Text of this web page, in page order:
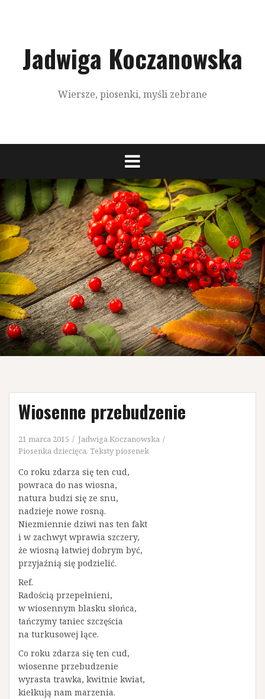
Jadwiga Koczanowska
Wiersze, piosenki, myśli zebrane
Wiosenne przebudzenie
21 marca 2015
Jadwiga Koczanowska
Piosenka dziecięca, Teksty piosenek
Co roku zdarza się ten cud,
powraca do nas wiosna,
natura budzi się ze snu,
nadzieje nowe rosną.
Niezmiennie dziwi nas ten fakt
i w zachwyt wprawia szczery,
że wiosną łatwiej dobrym być,
przyjaźnią się podzielić.
Ref.
Radością przepełnieni,
w wiosennym blasku słońca,
tańczymy taniec szczęścia
na turkusowej łące.
Co roku zdarza się ten cud,
wiosenne przebudzenie
wyrasta trawka, kwitnie kwiat,
kiełkują nam marzenia.